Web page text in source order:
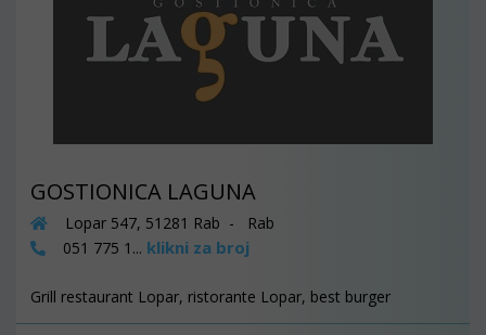
GOSTIONICA LAGUNA
Lopar 547, 51281 Rab - Rab
051 775 1... klikni za broj
Grill restaurant Lopar, ristorante Lopar, best burger